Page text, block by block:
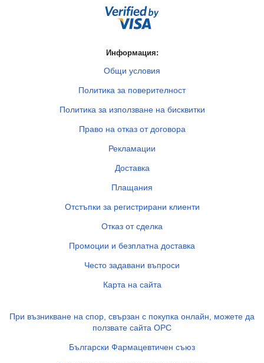
Информация:
Общи условия
Политика за поверителност
Политика за използване на бисквитки
Право на отказ от договора
Рекламации
Доставка
Плащания
Отстъпки за регистрирани клиенти
Отказ от сделка
Промоции и безплатна доставка
Често задавани въпроси
Карта на сайта
При възникване на спор, свързан с покупка онлайн, можете да
ползвате сайта ОРС
Български Фармацевтичен съюз